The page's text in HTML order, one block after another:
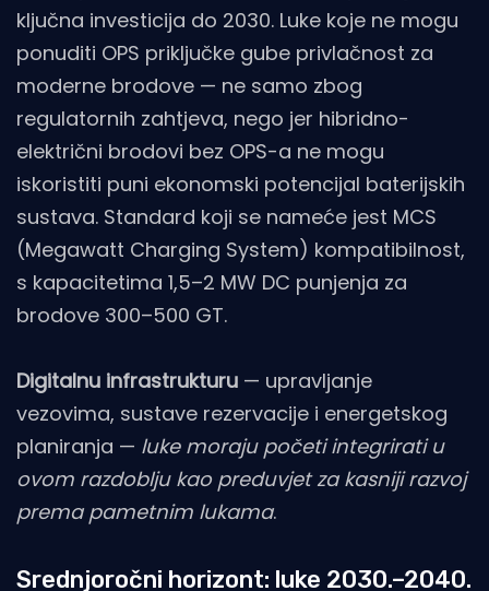
ključna investicija do 2030. Luke koje ne mogu
ponuditi OPS priključke gube privlačnost za
moderne brodove — ne samo zbog
regulatornih zahtjeva, nego jer hibridno-
električni brodovi bez OPS-a ne mogu
iskoristiti puni ekonomski potencijal baterijskih
sustava. Standard koji se nameće jest MCS
(Megawatt Charging System) kompatibilnost,
s kapacitetima 1,5–2 MW DC punjenja za
brodove 300–500 GT.
Digitalnu infrastrukturu — upravljanje
vezovima, sustave rezervacije i energetskog
planiranja — luke moraju početi integrirati u
ovom razdoblju kao preduvjet za kasniji razvoj
prema pametnim lukama.
Srednjoročni horizont: luke 2030.–2040.